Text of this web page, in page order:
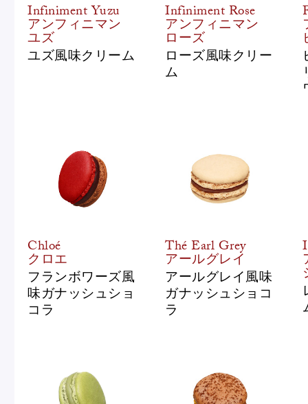
Infiniment Yuzu
アンフィニマン
ユズ
ユズ風味クリーム
Infiniment Rose
アンフィニマン
ローズ
ローズ風味クリー
ム
Chloé
クロエ
フランボワーズ風
味ガナッシュショ
コラ
Thé Earl Grey
アールグレイ
アールグレイ風味
ガナッシュショコ
ラ